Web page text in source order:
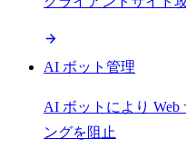
AI ボット管理
AI ボットにより
ングを阻止